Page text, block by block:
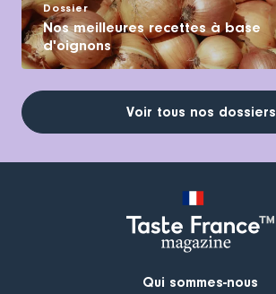
Dossier
Nos meilleures recettes à base
d'oignons
Voir tous nos dossiers
Qui sommes-nous